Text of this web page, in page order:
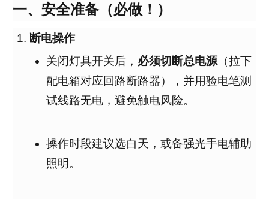
一、安全准备（必做！）
断电操作
关闭灯具开关后， 必须切断总电源（拉下
配电箱对应回路断路器），并用验电笔测
试线路无电，避免触电风险。
操作时段建议选白天，或备强光手电辅助
照明 。